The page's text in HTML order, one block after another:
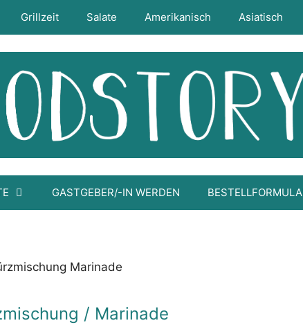
Grillzeit Salate Amerikanisch Asiatisch
GASTGEBER/-IN WERDEN
/ Marinade